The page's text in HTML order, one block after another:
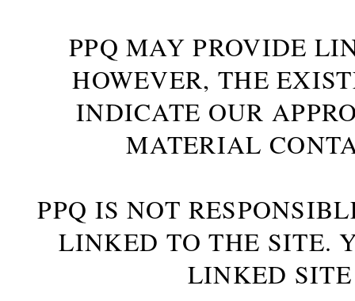
PPQ MAY PROVIDE
HOWEVER, THE
INDICATE OUR
MATERIAL
PPQ IS NOT
LINKED TO THE SITE.
LINKED